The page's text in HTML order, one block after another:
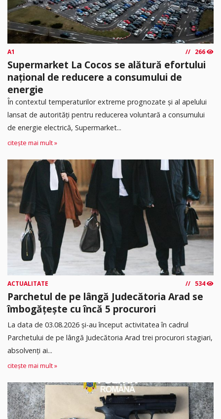
A1 266
Supermarket La Cocos se alătură efortului
național de reducere a consumului de
energie
În contextul temperaturilor extreme prognozate și al apelului
lansat de autorități pentru reducerea voluntară a consumului
de energie electrică, Supermarket...
citește mai mult »
ACTUALITATE 534
Parchetul de pe lângă Judecătoria Arad se
îmbogățește cu încă 5 procurori
La data de 03.08.2026 şi-au început activitatea în cadrul
Parchetului de pe lângă Judecătoria Arad trei procurori stagiari,
absolvenţi ai...
citește mai mult »